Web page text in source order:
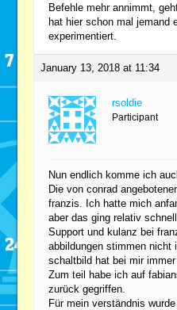
Befehle mehr annimmt,
hat hier schon mal jemand
experimentiert.
January 13, 2018 at 11:34
rsoldie
Participant
Nun endlich komme ich
Die von conrad
franzis. Ich hatte mich
aber das ging relativ
Support und kulanz bei
abbildungen stimmen nicht
schaltbild hat bei mir
Zum teil habe ich auf
zurück gegriffen.
Für mein verständnis